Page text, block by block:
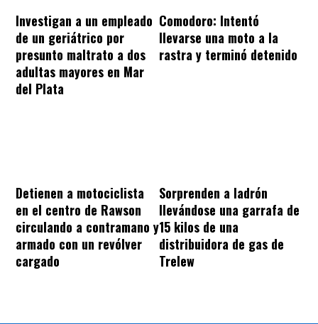
Investigan a un empleado
de un geriátrico por
presunto maltrato a dos
adultas mayores en Mar
del Plata
Comodoro: Intentó
llevarse una moto a la
rastra y terminó detenido
Detienen a motociclista
en el centro de Rawson
circulando a contramano y
armado con un revólver
cargado
Sorprenden a ladrón
llevándose una garrafa de
15 kilos de una
distribuidora de gas de
Trelew